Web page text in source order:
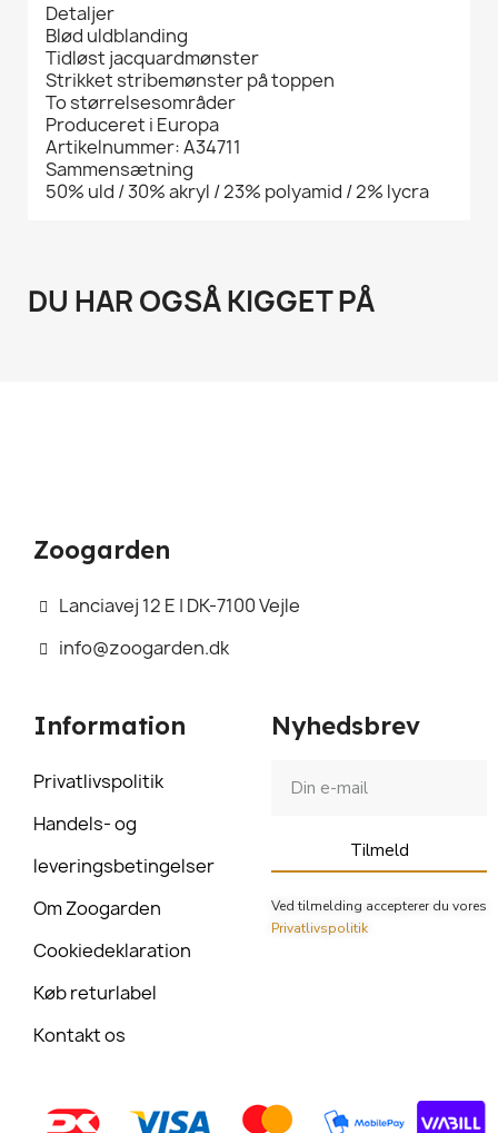
Detaljer
Blød uldblanding
Tidløst jacquardmønster
Strikket stribemønster på toppen
To størrelsesområder
Produceret i Europa
Artikelnummer: A34711
Sammensætning
50% uld / 30% akryl / 23% polyamid / 2% lycra
DU HAR OGSÅ KIGGET PÅ
Zoogarden
Lanciavej 12 E | DK-7100 Vejle
info@zoogarden.dk
Information
Privatlivspolitik
Handels- og
leveringsbetingelser
Om Zoogarden
Cookiedeklaration
Køb returlabel
Kontakt os
Nyhedsbrev
Tilmeld
Ved tilmelding accepterer du vores
Privatlivspolitik